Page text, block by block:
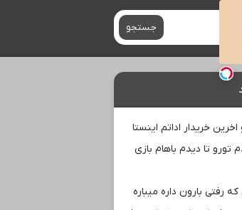
جستجو
خریدار اداتم اینستا
تورو تا دیدم باهام بازی
رفتی بارون داره میباره